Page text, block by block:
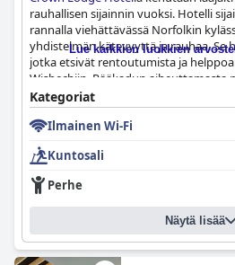
rauhallisen sijainnin vuoksi. Hotelli
rannalla viehättävässä Norfolkin
yhdistelmän kätevyyttä ja rauhaa. Se
jotka etsivät rentoutumista ja helppoa
Wisbechiin. Pääkadun aiheuttamasta
huolimatta hotellin sijaintia
saavutettavuuden ja rauhoittavan
Crown Lodge Hotel
piirre. Aamiainen saa kiitosta
tuoreudestaan ja
ystävällinen henkilökunta parantaa.
aamiaista hieman hintavana, yleinen
herkullinen ja tyydyttävä ateria.
vaikutuksen vieraisiin
mikä edistää merkittävästi yleistä
Lue kaikkien luokkien
Kategoriat
Ilmainen Wi-Fi
Kuntosali
Perhe
Näytä lisää